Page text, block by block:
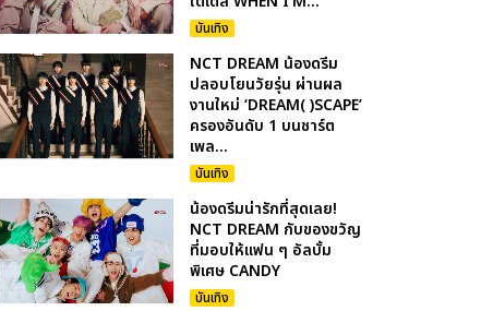
บันเทิง
NCT DREAM น้องดรีม
ปลอบโยนวัยรุ่น ผ่านผล
งานใหม่ ‘DREAM( )SCAPE’
ครองอันดับ 1 บนชาร์ต
เพล...
บันเทิง
น้องดรีมน่ารักที่สุดเลย!
NCT DREAM กับของขวัญ
ที่มอบให้แฟน ๆ อัลบั้ม
พิเศษ CANDY
บันเทิง